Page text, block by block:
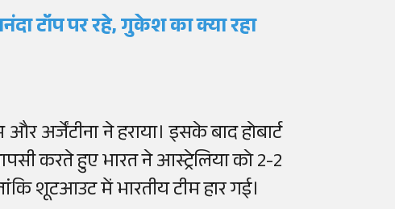
टॉप पर रहे, गुकेश का क्या रहा
अर्जेंटीना ने हराया। इसके बाद होबार्ट
करते हुए भारत ने आस्ट्रेलिया को 2-2
शूटआउट में भारतीय टीम हार गई।